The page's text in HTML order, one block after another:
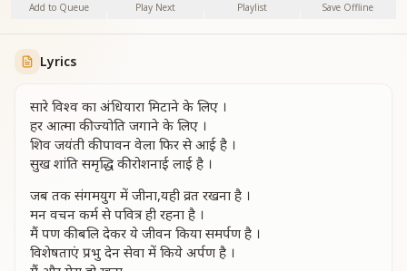
Add to Queue Play Next Playlist Save Offline
Lyrics
सारे विश्व का अंधियारा मिटाने के लिए ।
हर आत्मा की ज्योति जगाने के लिए ।
शिव जयंती की पावन वेला फिर से आई है ।
सुख शांति समृद्धि की रोशनाई लाई है ।
जब तक संगमयुग में जीना,यही व्रत रखना है ।
मन वचन कर्म से पवित्र ही रहना है ।
मैं पण की बलि देकर ये जीवन किया समर्पण है ।
विशेषताएं प्रभु देन सेवा में किये अर्पण है ।